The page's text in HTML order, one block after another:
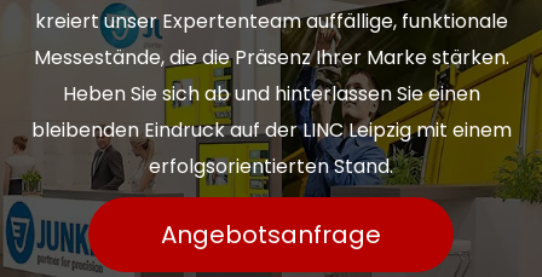
kreiert unser Expertenteam auffällige, funktionale
Messestände, die die Präsenz Ihrer Marke stärken.
Heben Sie sich ab und hinterlassen Sie einen
bleibenden Eindruck auf der LINC Leipzig mit einem
erfolgsorientierten Stand.
Angebotsanfrage